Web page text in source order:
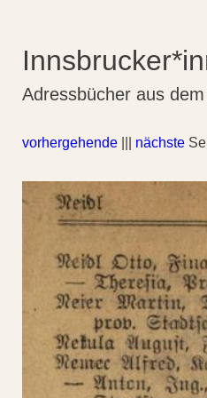
Adressbücher aus
vorhergehende nächste